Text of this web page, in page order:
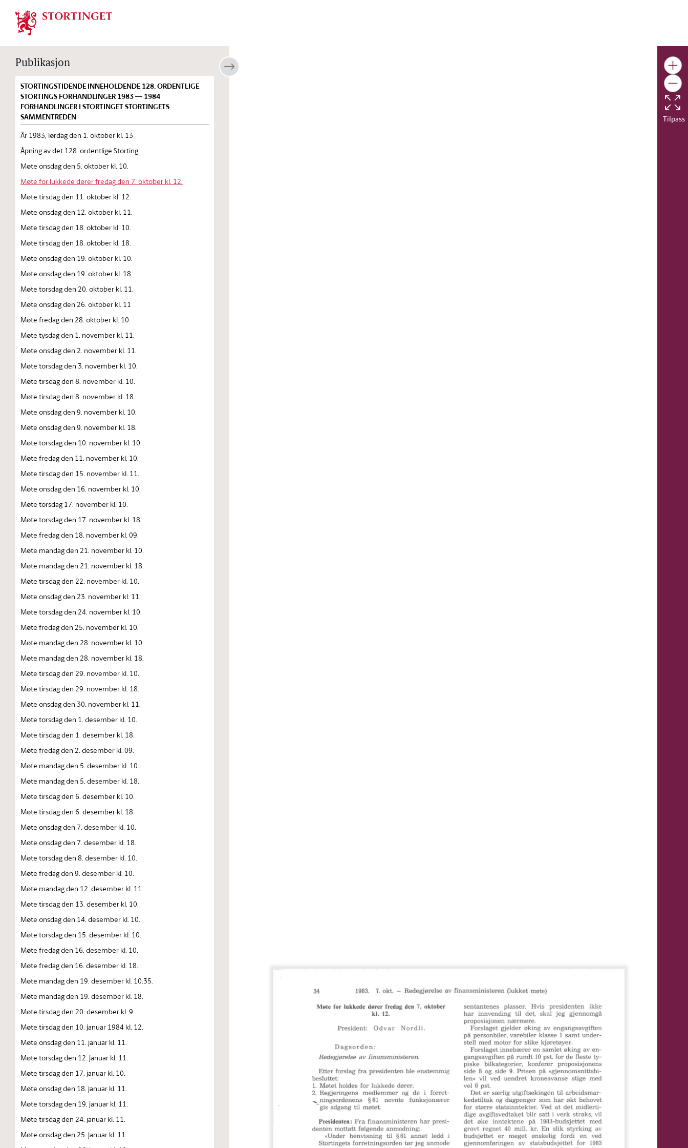
Stortinget.no
Publikasjon
STORTINGSTIDENDE INNEHOLDENDE 128. ORDENTLIGE
STORTINGS FORHANDLINGER 1983 — 1984
FORHANDLINGER I STORTINGET STORTINGETS
SAMMENTREDEN
År 1983, lørdag den 1. oktober kl. 13
Åpning av det 128. ordentlige Storting.
Møte onsdag den 5. oktober kl. 10.
Møte for lukkede dører fredag den 7. oktober kl. 12.
Møte tirsdag den 11. oktober kl. 12.
Møte onsdag den 12. oktober kl. 11.
Møte tirsdag den 18. oktober kl. 10.
Møte tirsdag den 18. oktober kl. 18.
Møte onsdag den 19. oktober kl. 10.
Møte onsdag den 19. oktober kl. 18.
Møte torsdag den 20. oktober kl. 11.
Møte onsdag den 26. oktober kl. 11
Møte fredag den 28. oktober kl. 10.
Møte tysdag den 1. november kl. 11.
Møte onsdag den 2. november kl. 11.
Møte torsdag den 3. november kl. 10.
Møte tirsdag den 8. november kl. 10.
Møte tirsdag den 8. november kl. 18.
Møte onsdag den 9. november kl. 10.
Møte onsdag den 9. november kl. 18.
Møte torsdag den 10. november kl. 10.
Møte fredag den 11. november kl. 10.
Møte tirsdag den 15. november kl. 11.
Møte onsdag den 16. november kl. 10.
Møte torsdag 17. november kl. 10.
Møte torsdag den 17. november kl. 18.
Møte fredag den 18. november kl. 09.
Møte mandag den 21. november kl. 10.
Møte mandag den 21. november kl. 18.
Møte tirsdag den 22. november kl. 10.
Møte onsdag den 23. november kl. 11.
Møte torsdag den 24. november kl. 10.
Møte fredag den 25. november kl. 10.
Møte mandag den 28. november kl. 10.
Møte mandag den 28. november kl. 18.
Møte tirsdag den 29. november kl. 10.
Møte tirsdag den 29. november kl. 18.
Møte onsdag den 30. november kl. 11.
Møte torsdag den 1. desember kl. 10.
Møte tirsdag den 1. desember kl. 18.
Møte fredag den 2. desember kl. 09.
Møte mandag den 5. desember kl. 10.
Møte mandag den 5. desember kl. 18.
Møte tirsdag den 6. desember kl. 10.
Møte tirsdag den 6. desember kl. 18.
Møte onsdag den 7. desember kl. 10.
Møte onsdag den 7. desember kl. 18.
Møte torsdag den 8. desember kl. 10.
Møte fredag den 9. desember kl. 10.
Møte mandag den 12. desember kl. 11.
Møte tirsdag den 13. desember kl. 10.
Møte onsdag den 14. desember kl. 10.
Møte torsdag den 15. desember kl. 10.
Møte fredag den 16. desember kl. 10.
Møte fredag den 16. desember kl. 18.
Møte mandag den 19. desember kl. 10.35.
Møte mandag den 19. desember kl. 18.
Møte tirsdag den 20. desember kl. 9.
Møte tirsdag den 10. januar 1984 kl. 12.
Møte onsdag den 11. januar kl. 11.
Møte torsdag den 12. januar kl. 11.
Møte tirsdag den 17. januar kl. 10.
Møte onsdag den 18. januar kl. 11.
Møte torsdag den 19. januar kl. 11.
Møte tirsdag den 24. januar kl. 11.
Møte onsdag den 25. januar kl. 11.